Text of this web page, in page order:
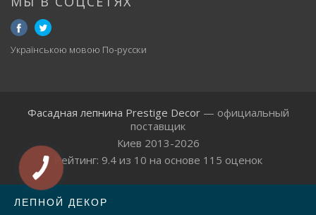
Українською мовою По-русски
Фасадная лепнина Prestige Decor— официальный
поставщик
Киев 2013-2026
Рейтинг: 9.4из 10 на основе 115 оценок
ЛЕПНОЙ ДЕКОР